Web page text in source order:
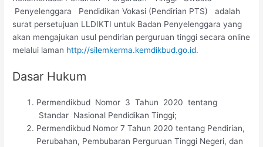
Penyelenggara Pendidikan Vokasi (Pendirian PTS) adalah
surat persetujuan LLDIKTI untuk Badan Penyelenggara yang
akan mengajukan usul pendirian perguruan tinggi secara online
melalui laman http://silemkerma.kemdikbud.go.id.
Dasar Hukum
Permendikbud Nomor 3 Tahun 2020 tentang
Standar Nasional Pendidikan Tinggi;
Permendikbud Nomor 7 Tahun 2020 tentang Pendirian,
Perubahan, Pembubaran Perguruan Tinggi Negeri, dan